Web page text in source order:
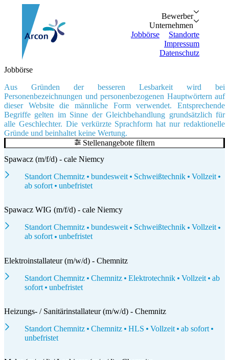
BewerberBewerber
Vorteile
Unternehmen
Unternehmen
Personalanfrage
Jobbörse
Standorte
Impressum
Datenschutz
Suche...
Unternehmen
Jobbörse
Standorte
Impressum
Datenschutz
Zurück
Bewerber
Bewerber
Vorteile
Initiativbewerbung
Zurück
Unternehmen
Unternehmen
Personalanfrage
Jobbörse
Aus Gründen der besseren Lesbarkeit wird bei
Personenbezeichnungen und personenbezogenen Hauptwörtern auf
dieser Website die männliche Form verwendet. Entsprechende
Begriffe gelten im Sinne der Gleichbehandlung grundsätzlich für
alle Geschlechter. Die verkürzte Sprachform hat nur redaktionelle
Gründe und beinhaltet keine Wertung.
Stellenangebote filtern
Spawacz (m/f/d) - cale Niemcy
Standort Chemnitz
bundesweit Schweißtechnik
Vollzeit
ab sofort
unbefristet
Spawacz WIG (m/f/d) - cale Niemcy
Standort Chemnitz
bundesweit Schweißtechnik
Vollzeit
ab sofort
unbefristet
Elektroinstallateur (m/w/d) - Chemnitz
Standort Chemnitz
Chemnitz Elektrotechnik Vollzeit
ab
sofort
unbefristet
Heizungs- / Sanitärinstallateur (m/w/d) - Chemnitz
Standort Chemnitz
Chemnitz HLS Vollzeit
ab sofort
unbefristet